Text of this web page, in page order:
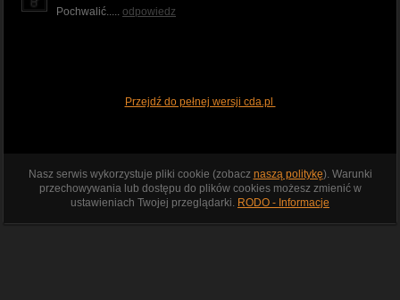
Pochwalić..... odpowiedz
Przejdź do pełnej wersji cda.pl
Nasz serwis wykorzystuje pliki cookie (zobacz naszą politykę). Warunki
przechowywania lub dostępu do plików cookies możesz zmienić w
ustawieniach Twojej przeglądarki. RODO - Informacje